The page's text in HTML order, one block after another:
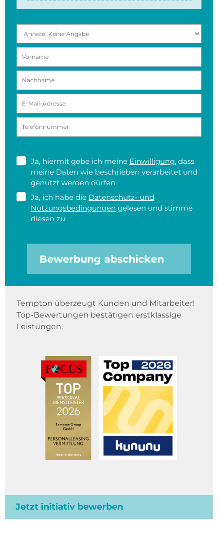
Ja, hiermit gebe ich meine Einwilligung, dass
meine Daten wie beschrieben verarbeitet und
genutzt werden dürfen.
Ja, ich habe die Datenschutz- und
Nutzungsbedingungen gelesen und stimme
diesen zu.
Bewerbung abschicken
Tempton überzeugt Kunden und Mitarbeiter!
Top-Bewertungen bestätigen erstklassige
Leistungen.
Jetzt initiativ bewerben